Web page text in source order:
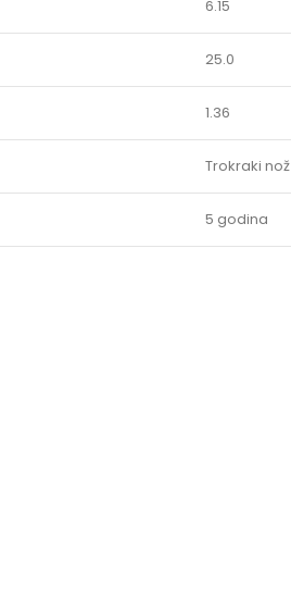
6.15
25.0
1.36
Trokraki nož
5 godina